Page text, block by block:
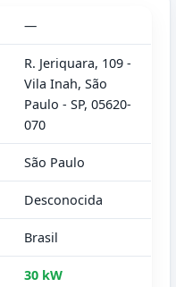
—
R. Jeriquara, 109 -
Vila Inah, São
Paulo - SP, 05620-
070
São Paulo
Desconocida
Brasil
30 kW